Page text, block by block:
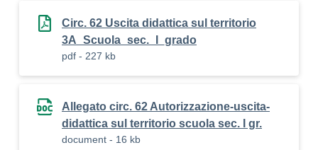
Circ. 62 Uscita didattica sul territorio
3A_Scuola_sec._I_grado
pdf - 227 kb
Allegato circ. 62 Autorizzazione-uscita-
didattica sul territorio scuola sec. I gr.
document - 16 kb